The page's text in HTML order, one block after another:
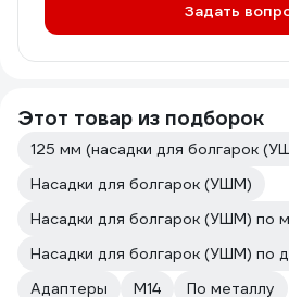
Задать
Этот товар из подборок
125 мм (насадки для болгарок
Насадки для болгарок (УШМ)
Насадки для болгарок (УШМ) по
Насадки для болгарок (УШМ) по
Адаптеры
М14
По металлу